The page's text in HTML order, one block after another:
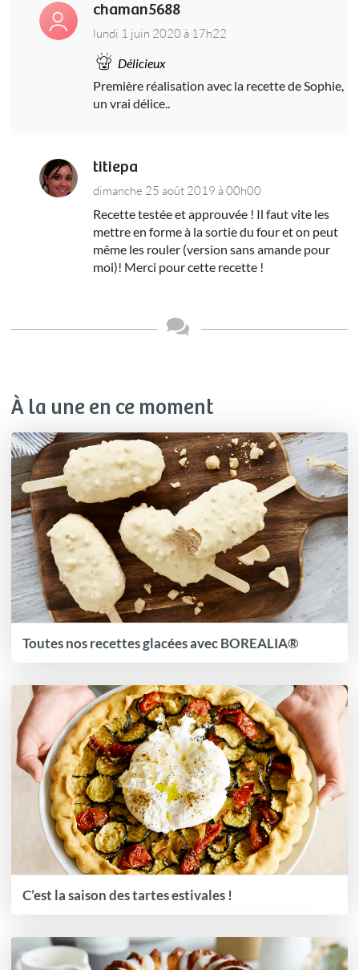
chaman5688
lundi 1 juin 2020 à 17h22
Délicieux
Première réalisation avec la recette de Sophie,
un vrai délice..
titiepa
dimanche 25 août 2019 à 00h00
Recette testée et approuvée ! Il faut vite les
mettre en forme à la sortie du four et on peut
même les rouler (version sans amande pour
moi)! Merci pour cette recette !
À la une en ce moment
Toutes nos recettes glacées avec BOREALIA®
C’est la saison des tartes estivales !